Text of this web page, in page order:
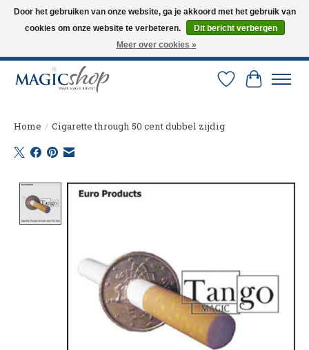
Altijd de nieuwste trucs op voorraad. Snelle verzending via PostNL en DHL.
Langskomen in onze winkel? Bel of mail om een afspraak te maken. 0251-
Verlanglijst
Home / Cigarette through 50 cent dubbel zijdig
Product image slideshow Items
Door het gebruiken van onze website, ga je akkoord met het gebruik van
cookies om onze website te verbeteren.
Dit bericht verbergen
Meer over cookies »